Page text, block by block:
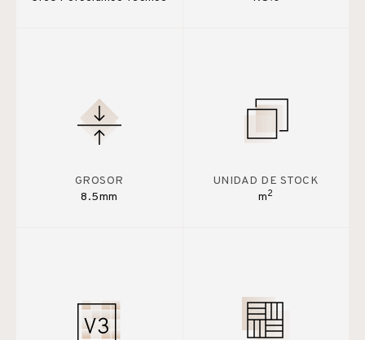
GROSOR
8.5mm
UNIDAD DE STOCK
m2